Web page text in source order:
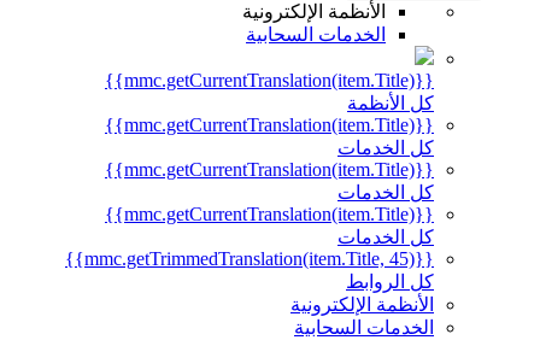
الأنظمة الإلكترونية
الخدمات السحابية
{{mmc.getCurrentTranslation(item.Title)}}
كل الأنظمة
{{mmc.getCurrentTranslation(item.Title)}}
كل الخدمات
{{mmc.getCurrentTranslation(item.Title)}}
كل الخدمات
{{mmc.getCurrentTranslation(item.Title)}}
كل الخدمات
{{mmc.getTrimmedTranslation(item.Title, 45)}}
كل الروابط
الأنظمة الإلكترونية
الخدمات السحابية